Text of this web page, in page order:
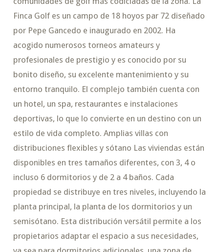
Finca Golf es un campo de 18 hoyos par 72 diseñado
por Pepe Gancedo e inaugurado en 2002. Ha
acogido numerosos torneos amateurs y
profesionales de prestigio y es conocido por su
bonito diseño, su excelente mantenimiento y su
entorno tranquilo. El complejo también cuenta con
un hotel, un spa, restaurantes e instalaciones
deportivas, lo que lo convierte en un destino con un
estilo de vida completo. Amplias villas con
distribuciones flexibles y sótano Las viviendas están
disponibles en tres tamaños diferentes, con 3, 4 o
incluso 6 dormitorios y de 2 a 4 baños. Cada
propiedad se distribuye en tres niveles, incluyendo la
planta principal, la planta de los dormitorios y un
semisótano. Esta distribución versátil permite a los
propietarios adaptar el espacio a sus necesidades,